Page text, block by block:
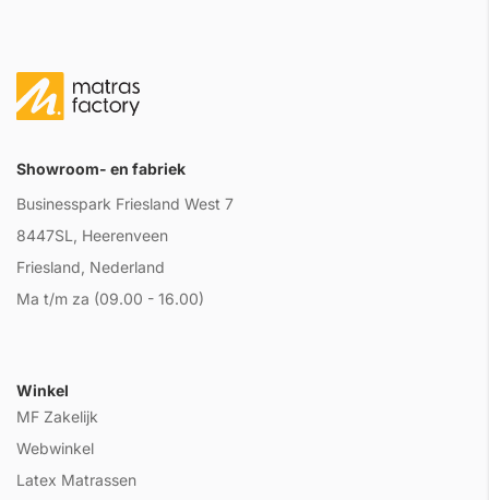
Showroom- en fabriek
Businesspark Friesland West 7
8447SL, Heerenveen
Friesland, Nederland
Ma t/m za (09.00 - 16.00)
Winkel
MF Zakelijk
Webwinkel
Latex Matrassen